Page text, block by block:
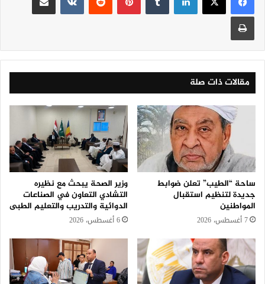
مقالات ذات صلة
ساحة “الطيب” تعلن ضوابط
جديدة لتنظيم استقبال
المواطنين
7 أغسطس، 2026
وزير الصحة يبحث مع نظيره
التشادي التعاون في الصناعات
الدوائية والتدريب والتعليم الطبى
6 أغسطس، 2026